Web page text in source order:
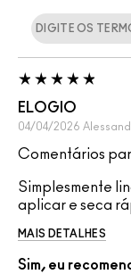
ELOGIO
04/04/2026
Comentários
Simplesmente
aplicar e seca
MAIS DETALHES
Sim, eu